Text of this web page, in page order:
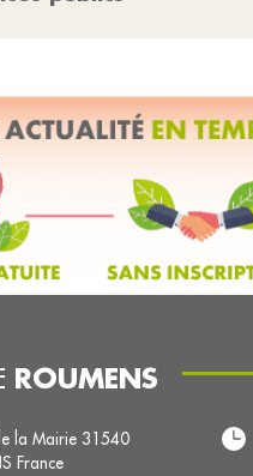
ROUMENS
la Mairie 31540
France